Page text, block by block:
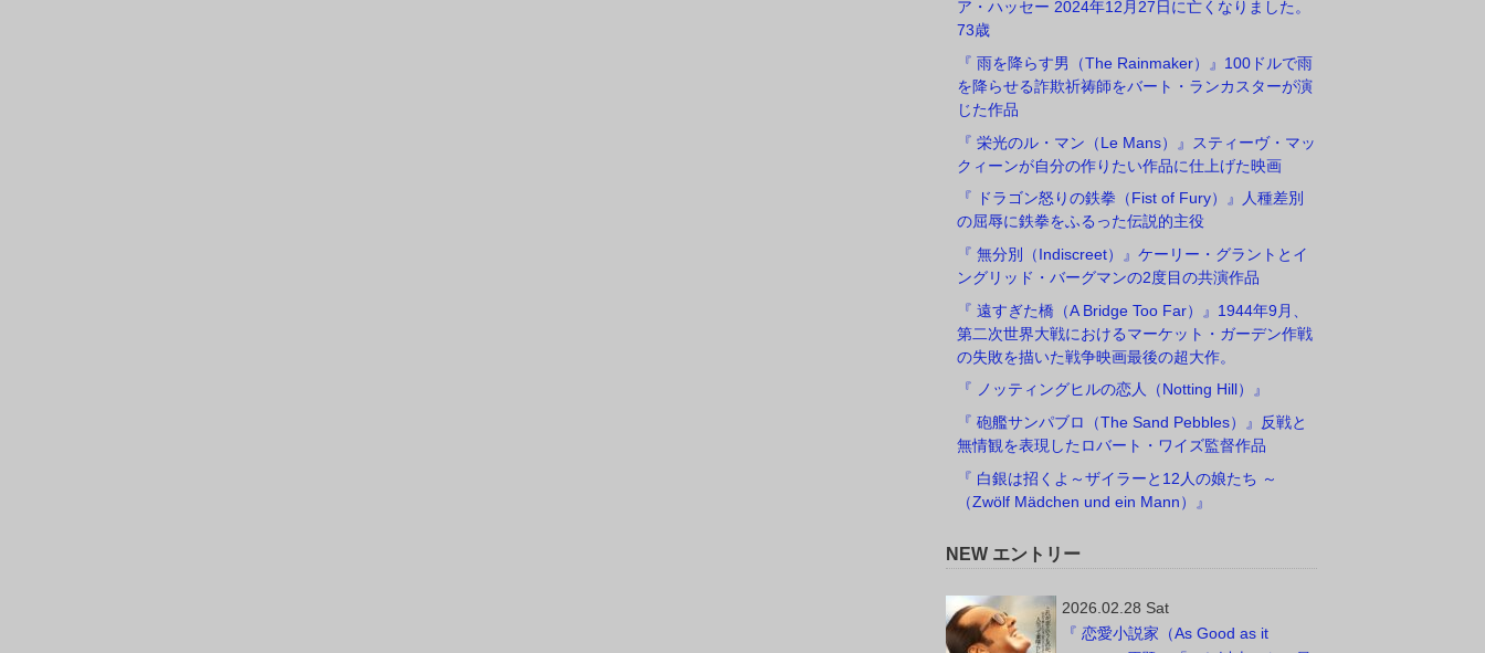
ア・ハッセー 2024年12月27日に亡くなりました。
73歳
『 雨を降らす男（The Rainmaker）』100ドルで雨
を降らせる詐欺祈祷師をバート・ランカスターが演
じた作品
『 栄光のル・マン（Le Mans）』スティーヴ・マッ
クィーンが自分の作りたい作品に仕上げた映画
『 ドラゴン怒りの鉄拳（Fist of Fury）』人種差別
の屈辱に鉄拳をふるった伝説的主役
『 無分別（Indiscreet）』ケーリー・グラントとイ
ングリッド・バーグマンの2度目の共演作品
『 遠すぎた橋（A Bridge Too Far）』1944年9月、
第二次世界大戦におけるマーケット・ガーデン作戦
の失敗を描いた戦争映画最後の超大作。
『 ノッティングヒルの恋人（Notting Hill）』
『 砲艦サンパブロ（The Sand Pebbles）』反戦と
無情観を表現したロバート・ワイズ監督作品
『 白銀は招くよ～ザイラーと12人の娘たち ～
（Zwölf Mädchen und ein Mann）』
NEW エントリー
2026.02.28 Sat
『 恋愛小説家（As Good as it